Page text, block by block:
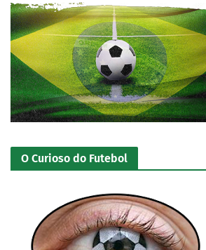
O Curioso do Futebol